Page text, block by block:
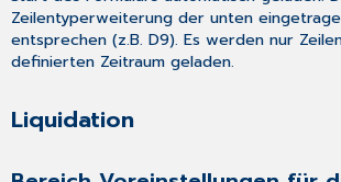
Zeilentyperweiterung der unten
entsprechen (z.B. D9). Es werden nur
definierten Zeitraum geladen.
Liquidation